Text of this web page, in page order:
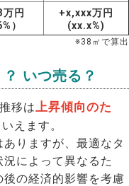
円
）
+x,xxx万円
(xx.x%)
※38 ㎡で算出
いつ売る？
移は 上昇傾向のた
えます。
りますが、最適なタ
によって異なるた
の経済的影響を考慮